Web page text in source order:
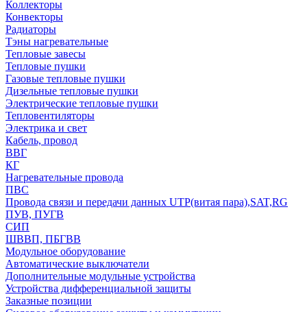
Коллекторы
Конвекторы
Радиаторы
Тэны нагревательные
Тепловые завесы
Тепловые пушки
Газовые тепловые пушки
Дизельные тепловые пушки
Электрические тепловые пушки
Тепловентиляторы
Электрика и свет
Кабель, провод
ВВГ
КГ
Нагревательные провода
ПВС
Провода связи и передачи данных UTP(витая пара),SAT,RG
ПУВ, ПУГВ
СИП
ШВВП, ПБГВВ
Модульное оборудование
Автоматические выключатели
Дополнительные модульные устройства
Устройства дифференциальной защиты
Заказные позиции